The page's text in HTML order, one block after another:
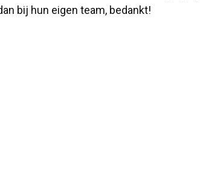
bij hun eigen team, bedankt!